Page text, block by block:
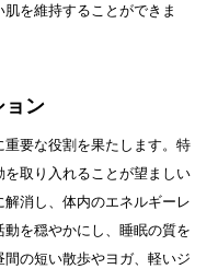
を維持することができま
ョン
要な役割を果たします。特
取り入れることが望ましい
消し、体内のエネルギーレ
を穏やかにし、睡眠の質を
の短い散歩やヨガ、軽いジ